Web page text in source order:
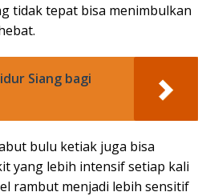
tidak tepat bisa menimbulkan
Siang bagi
bulu ketiak juga bisa
yang lebih intensif setiap kali
rambut menjadi lebih sensitif